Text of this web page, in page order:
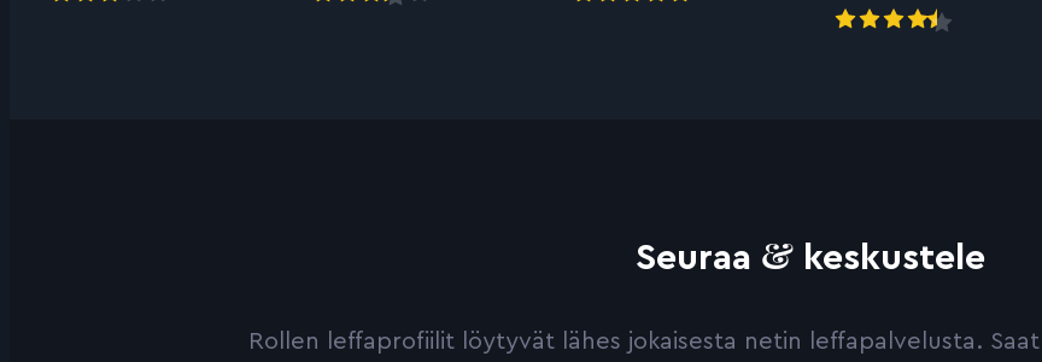
Seuraa & keskustele
Rollen leffaprofiilit löytyvät lähes jokaisesta netin leffapalvelusta.